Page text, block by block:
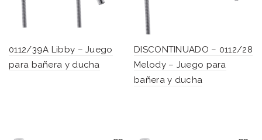
0112/39A Libby – Juego
para bañera y ducha
DISCONTINUADO – 0112/28
Melody – Juego para
bañera y ducha